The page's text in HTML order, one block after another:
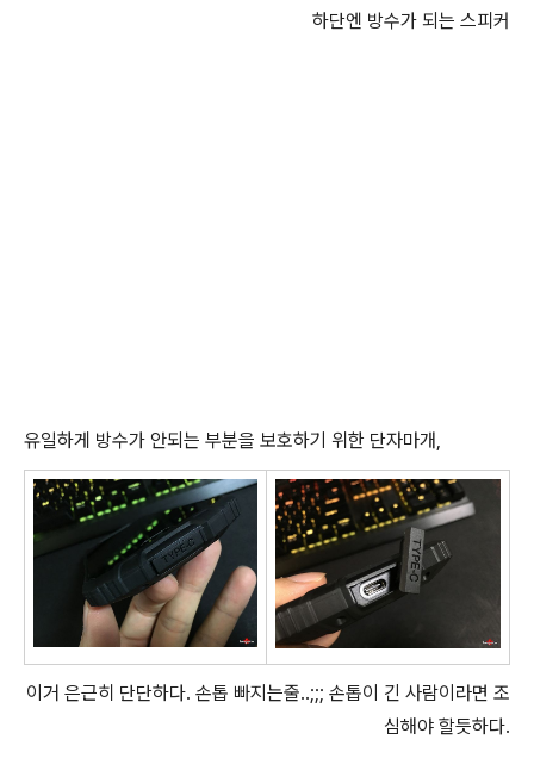
하단엔 방수가 되는 스피커
유일하게 방수가 안되는 부분을 보호하기 위한 단자마개,
이거 은근히 단단하다. 손톱 빠지는줄..;;; 손톱이 긴 사람이라면 조
심해야 할듯하다.